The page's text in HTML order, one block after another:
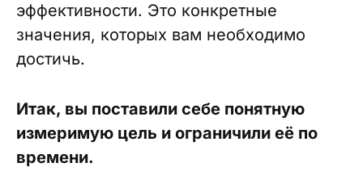
эффективности. Это конкретные
значения, которых вам необходимо
достичь.
Итак, вы поставили себе понятную
измеримую цель и ограничили её по
времени.